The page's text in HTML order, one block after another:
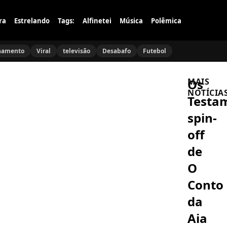
Estrelando Tags: Alfinetei Música Polêmica
Viral televisão Desabafo Futebol
Os
spin-
off
de
O
Conto
da
Aia
MAIS
CASAMENTO
Sônia
Lima,
viúva
de
Wagner
Montes,
está
noiva
e
reflete
novo
FAMOSOS
Yo
seu
CINEMA
GTA